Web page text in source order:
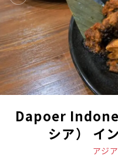
Dapoer
シア） イ
アジ